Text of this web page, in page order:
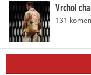
Vrchol
131